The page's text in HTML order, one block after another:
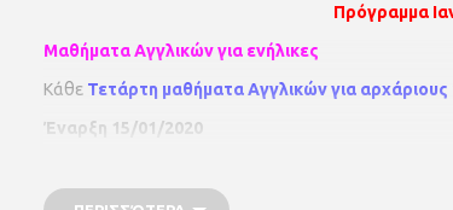
Πρόγραμμα
Μαθήματα Αγγλικών για ενήλικες
Κάθε Τετάρτη μαθήματα Αγγλικών για αρχάριους
Έναρξη 15/01/2020
ΚάθεΠέμπτη μαθήματα Αγγλικών για